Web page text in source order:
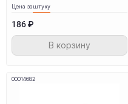
Цена заштуку
186 ₽
В корзину
00014682